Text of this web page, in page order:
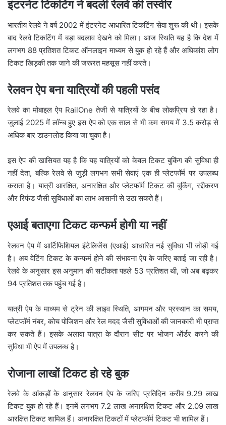
इंटरनेट टिकटिंग ने बदली रेलवे की तस्वीर
भारतीय रेलवे ने वर्ष 2002 में इंटरनेट आधारित टिकटिंग सेवा शुरू की थी। इसके
बाद रेलवे टिकटिंग में बड़ा बदलाव देखने को मिला। आज स्थिति यह है कि देश में
लगभग 88 प्रतिशत टिकट ऑनलाइन माध्यम से बुक हो रहे हैं और अधिकांश लोग
टिकट खिड़की तक जाने की जरूरत महसूस नहीं करते।
रेलवन ऐप बना यात्रियों की पहली पसंद
रेलवे का मोबाइल ऐप RailOne तेजी से यात्रियों के बीच लोकप्रिय हो रहा है।
जुलाई 2025 में लॉन्च हुए इस ऐप को एक साल से भी कम समय में 3.5 करोड़ से
अधिक बार डाउनलोड किया जा चुका है।
इस ऐप की खासियत यह है कि यह यात्रियों को केवल टिकट बुकिंग की सुविधा ही
नहीं देता, बल्कि रेलवे से जुड़ी लगभग सभी सेवाएं एक ही प्लेटफॉर्म पर उपलब्ध
कराता है। यात्री आरक्षित, अनारक्षित और प्लेटफॉर्म टिकट की बुकिंग, रद्दीकरण
और रिफंड जैसी सुविधाओं का लाभ आसानी से उठा सकते हैं।
एआई बताएगा टिकट कन्फर्म होगी या नहीं
रेलवन ऐप में आर्टिफिशियल इंटेलिजेंस (एआई) आधारित नई सुविधा भी जोड़ी गई
है। अब वेटिंग टिकट के कन्फर्म होने की संभावना ऐप के जरिए बताई जा रही है।
रेलवे के अनुसार इस अनुमान की सटीकता पहले 53 प्रतिशत थी, जो अब बढ़कर
94 प्रतिशत तक पहुंच गई है।
यात्री ऐप के माध्यम से ट्रेन की लाइव स्थिति, आगमन और प्रस्थान का समय,
प्लेटफॉर्म नंबर, कोच पोजिशन और रेल मदद जैसी सुविधाओं की जानकारी भी प्राप्त
कर सकते हैं। इसके अलावा यात्रा के दौरान सीट पर भोजन ऑर्डर करने की
सुविधा भी ऐप में उपलब्ध है।
रोजाना लाखों टिकट हो रहे बुक
रेलवे के आंकड़ों के अनुसार रेलवन ऐप के जरिए प्रतिदिन करीब 9.29 लाख
टिकट बुक हो रहे हैं। इनमें लगभग 7.2 लाख अनारक्षित टिकट और 2.09 लाख
आरक्षित टिकट शामिल हैं। अनारक्षित टिकटों में प्लेटफॉर्म टिकट भी शामिल हैं।